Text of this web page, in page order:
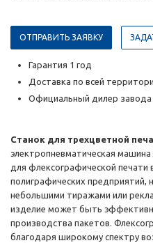
ОТПРАВИТЬ ЗАЯВКУ
Гарантия 1 год
Доставка по всей
Официальный дилер завода
Станок для трехцветной
электропневматическая машина
для флексографической печати
полиграфических предприятий,
небольшими тиражами или
изделие может быть
производства пакетов.
благодаря широкому спектру